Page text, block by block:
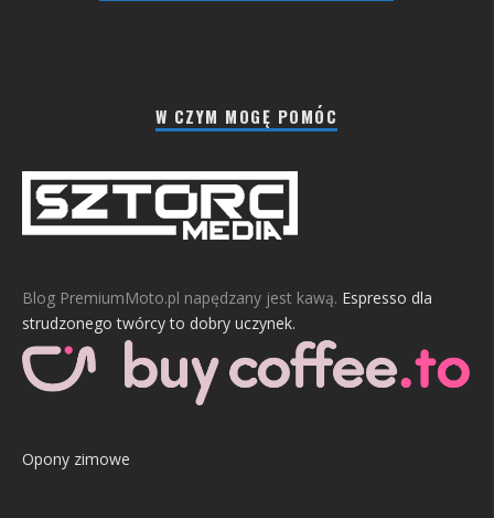
W CZYM MOGĘ POMÓC
Blog PremiumMoto.pl napędzany jest kawą. Espresso dla
strudzonego twórcy to dobry uczynek.
Opony zimowe